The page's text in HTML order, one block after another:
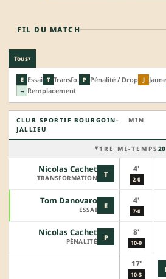
FIL DU MATCH
Tous▾
E Essai T Transfo. P Pénalité / Drop J Jaune
↔ Remplacement
CLUB SPORTIF BOURGOIN-
JALLIEU
MIN
1RE MI-TEMPS
T
Nicolas Cachet
TRANSFORMATION
4'
2-0
E
Tom Danovaro
ESSAI
4'
7-0
P
Nicolas Cachet
PÉNALITÉ
8'
10-0
17'
10-3